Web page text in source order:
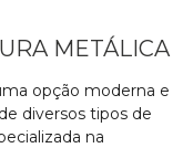
METÁLICA
opção moderna e
diversos tipos de
na